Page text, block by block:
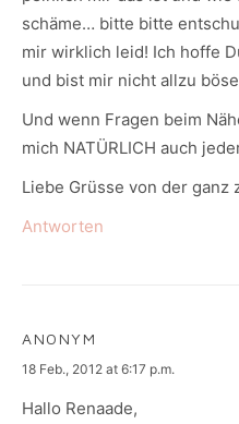
schäme… bitte bitte
mir wirklich leid! Ich hoffe
und bist mir nicht allzu
Und wenn Fragen beim
mich NATÜRLICH auch
Liebe Grüsse von der ganz
Antworten
ANONYM
says:
18 Feb., 2012 at 6:17 p.m.
Hallo Renaade,